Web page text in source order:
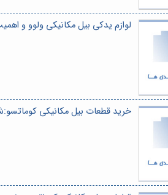
لوازم یدکی بیل مکانیکی ولوو و
خرید قطعات بیل مکانیکی